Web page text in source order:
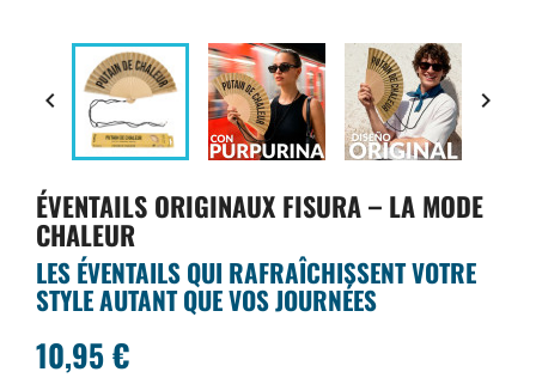
 
ÉVENTAILS ORIGINAUX FISURA – LA MODE
CHALEUR
LES ÉVENTAILS QUI RAFRAÎCHISSENT VOTRE
STYLE AUTANT QUE VOS JOURNÉES
10,95 €